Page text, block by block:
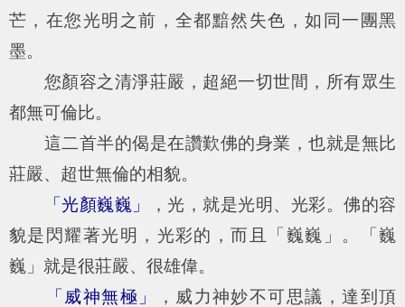
芒，在您光明之前，全都黯然失色，如同一團黑
墨。
您顏容之清淨莊嚴，超絕一切世間，所有眾生
都無可倫比。
這二首半的偈是在讚歎佛的身業，也就是無比
莊嚴、超世無倫的相貌。
「光顏巍巍」
，光，就是光明、光彩。佛的容
貌是閃耀著光明，光彩的，而且「巍巍」。「巍
巍」就是很莊嚴、很雄偉。
「威神無極」
，威力神妙不可思議，達到頂